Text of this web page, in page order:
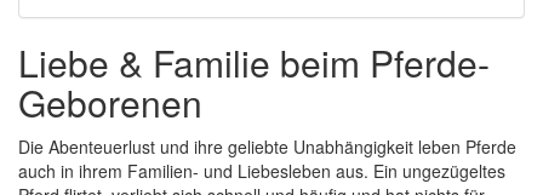
Liebe & Familie beim Pferde-
Geborenen
Die Abenteuerlust und ihre geliebte Unabhängigkeit leben Pferde
auch in ihrem Familien- und Liebesleben aus. Ein ungezügeltes